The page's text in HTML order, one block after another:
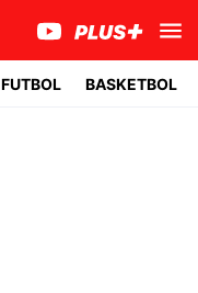
FUTBOL BASKETBOL